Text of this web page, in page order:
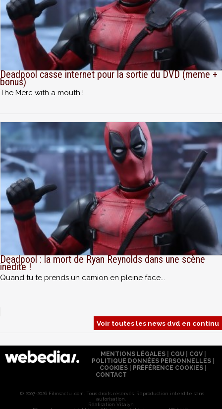
Deadpool casse internet pour la sortie du DVD (meme +
bonus)
The Merc with a mouth !
Deadpool : la mort de Ryan Reynolds dans une scène
inédite !
Quand tu te prends un camion en pleine face...
Voir toutes les news dvd en continu
MENTIONS LÉGALES| CGU| CGV|
POLITIQUE DONNÉES PERSONNELLES
COOKIES
PRÉFÉRENCE COOKIES
CONTACT
© 2007-2026 Filmsactu .com. Tous droits réservés. Reproduction interdite sans
autorisation.
Réalisation Vitalyn